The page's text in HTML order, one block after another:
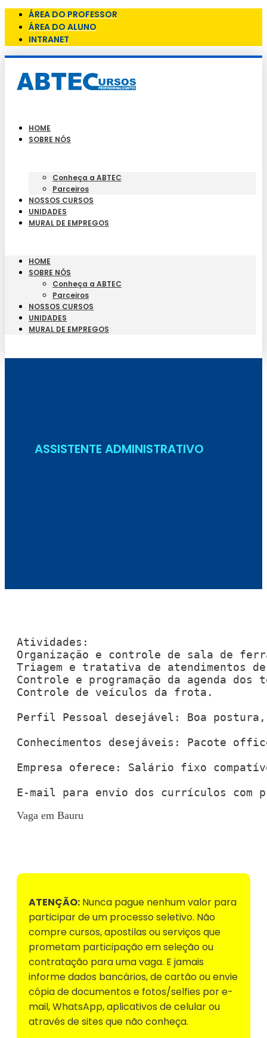
ÁREA DO PROFESSOR
ÁREA DO ALUNO
INTRANET
HOME
SOBRE NÓS
Conheça a ABTEC
Parceiros
NOSSOS CURSOS
UNIDADES
MURAL DE EMPREGOS
HOME
SOBRE NÓS
Conheça a ABTEC
Parceiros
NOSSOS CURSOS
UNIDADES
MURAL DE EMPREGOS
ASSISTENTE ADMINISTRATIVO
Atividades:
Organização e controle de sala de
Triagem e tratativa de atendimentos
Controle e programação da agenda dos
Controle de veículos da frota.
Perfil Pessoal desejável: Boa
Conhecimentos desejáveis: Pacote
Empresa oferece: Salário fixo
E-mail para envio dos currículos
Vaga em Bauru
ATENÇÃO: Nunca pague nenhum valor para
participar de um processo seletivo. Não
compre cursos, apostilas ou serviços que
prometam participação em seleção ou
contratação para uma vaga. E jamais
informe dados bancários, de cartão ou envie
cópia de documentos e fotos/selfies por e-
mail, WhatsApp, aplicativos de celular ou
através de sites que não conheça.